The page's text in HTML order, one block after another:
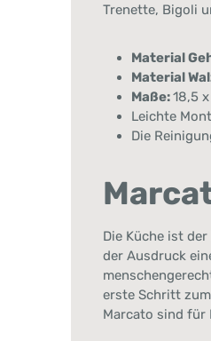
Trenette, Bigoli
Material
Material
Maße:18,5
Leichte
Die
Die Küche ist
der Ausdruck
erste Schritt
Marcato sind für